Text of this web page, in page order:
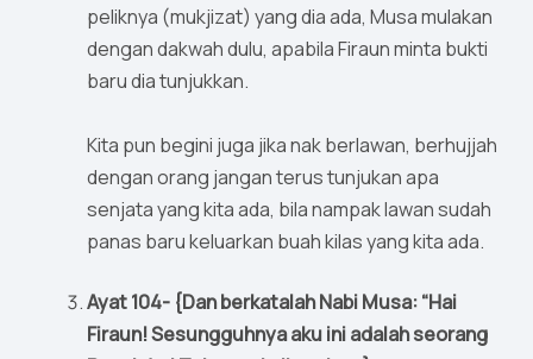
peliknya (mukjizat) yang dia ada, Musa mulakan
dengan dakwah dulu, apabila Firaun minta bukti
baru dia tunjukkan.
Kita pun begini juga jika nak berlawan, berhujjah
dengan orang jangan terus tunjukan apa
senjata yang kita ada, bila nampak lawan sudah
panas baru keluarkan buah kilas yang kita ada.
Ayat 104- {Dan berkatalah Nabi Musa: “Hai
Firaun! Sesungguhnya aku ini adalah seorang